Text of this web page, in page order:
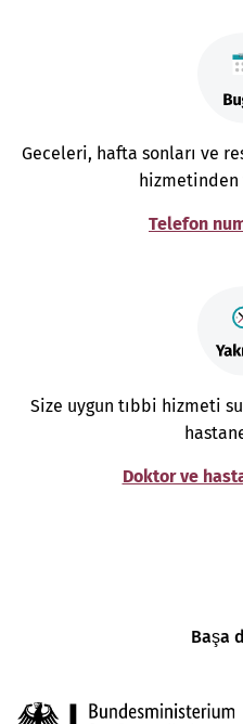
Geceleri, hafta sonları ve
hizmetinden
Telefon
Size uygun tıbbi hizmeti
Doktor ve
Başa